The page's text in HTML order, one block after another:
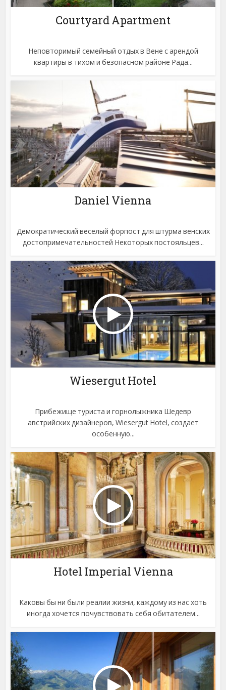
Courtyard Apartment
Неповторимый семейный отдых в Вене с арендой
квартиры в тихом и безопасном районе Рада...
Daniel Vienna
Демократический веселый форпост для штурма венских
достопримечательностей Некоторых постояльцев...
Wiesergut Hotel
Прибежище туриста и горнолыжника Шедевр
австрийских дизайнеров, Wiesergut Hotel, создает
особенную...
Hotel Imperial Vienna
Каковы бы ни были реалии жизни, каждому из нас хоть
иногда хочется почувствовать себя обитателем...